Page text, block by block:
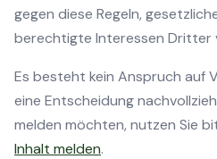
gegen diese Regeln,
berechtigte Interessen Dritter
Es besteht kein Anspruch auf
eine Entscheidung
melden möchten, nutzen Sie
Inhalt melden.